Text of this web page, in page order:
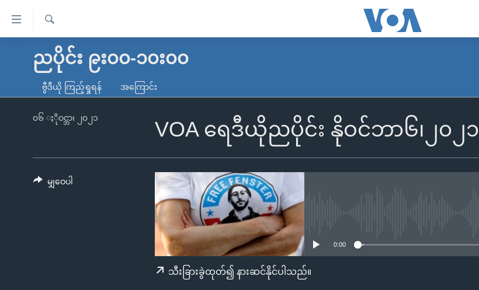
လွယ်ကူ
သည့်
မူလစာမျက်နှာ
ကမ္ဘာ့သတင်းများ
နိုင်ငံတကာ
တရုတ်
အစ္စရေး-ပါလက်စတိုင်း
ရပ်ဝန်းတခု လမ်းတခု အလွန်
အင်္ဂလိပ်စာလေ့လာမယ်
ရ
လာ
ညပိုင်း ၉း၀၀-၁၀း၀၀
Apple Podcasts
Spotify
ဗွီဒီယို ကြည့်ရှုရန် အကြောင်း
VOA ရေဒီယိုညပိုင်း နိုဝင်ဘာ၆၊၂၀၂၁
၀၆ ႏိုဝင္ဘာ၊ ၂၀၂၁
0:00
သီးခြားခွဲထုတ်၍ နားဆင်နိုင်ပါသည်။
မျှဝေပါ